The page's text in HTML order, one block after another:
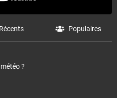
Récents Populaires
?